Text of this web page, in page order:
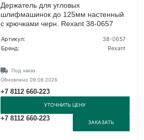
Держатель для угловых
шлифмашинок до 125мм настенный
с крючками черн. Rexant 38-0657
Артикул:
38-0657
Бренд:
Rexant
Под заказ
Обновлено 09.08.2026
+7 8112 660-223
УТОЧНИТЬ ЦЕНУ
+7 8112 660-223
ЗАКАЗАТЬ